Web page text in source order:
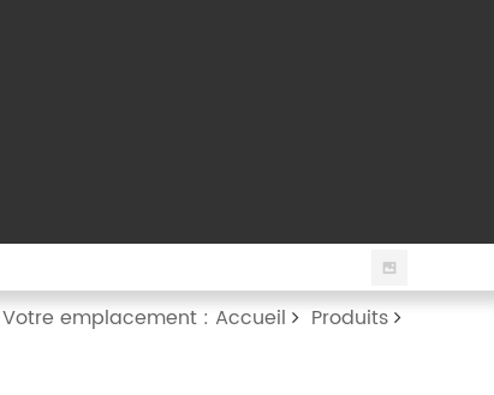
Votre emplacement : Accueil Produits